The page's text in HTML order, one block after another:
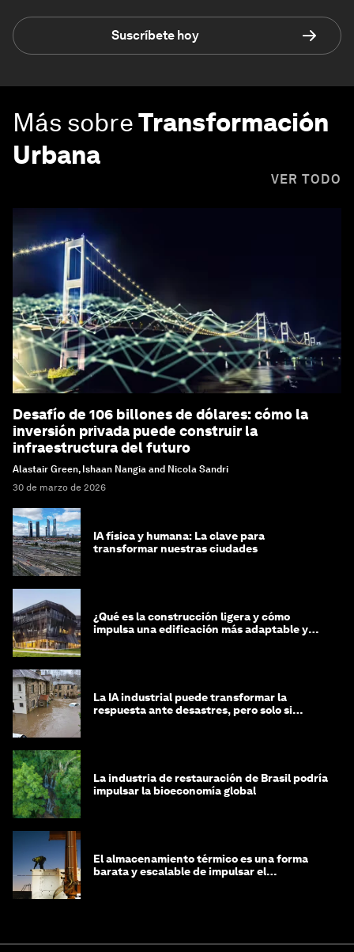
Suscríbete hoy
Más sobreTransformación
Urbana
VER TODO
Desafío de 106 billones de dólares: cómo la
inversión privada puede construir la
infraestructura del futuro
Alastair Green, Ishaan Nangia and Nicola Sandri
30 de marzo de 2026
IA física y humana: La clave para
transformar nuestras ciudades
¿Qué es la construcción ligera y cómo
impulsa una edificación más adaptable y
La IA industrial puede transformar la
respuesta ante desastres, pero solo si
La industria de restauración de Brasil podría
impulsar la bioeconomía global
El almacenamiento térmico es una forma
barata y escalable de impulsar el